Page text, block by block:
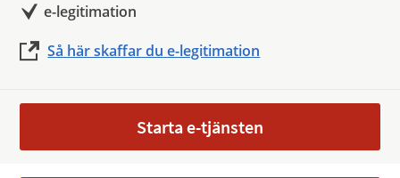
e-legitimation
Så här skaffar du e-legitimation
Starta e-tjänsten